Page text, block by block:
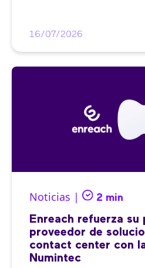
16/07/2026
Noticias | 2 min
Enreach refuerza su
proveedor de
contact center con
Numintec